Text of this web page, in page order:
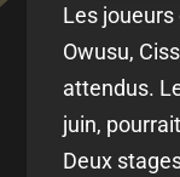
Les
Owusu,
attendus.
juin,
Deux